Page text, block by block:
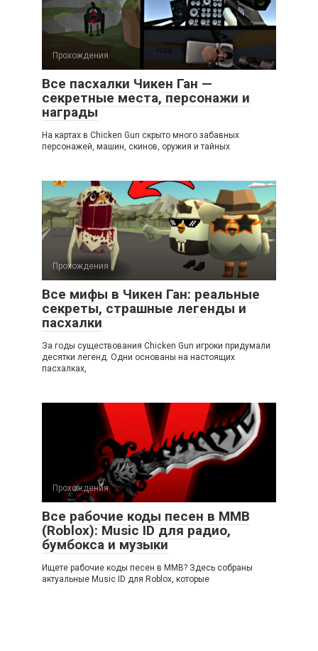
Прохождения
Все пасхалки Чикен Ган —
секретные места, персонажи и
награды
На картах в Chicken Gun скрыто много забавных
персонажей, машин, скинов, оружия и тайных
Прохождения
Все мифы в Чикен Ган: реальные
секреты, страшные легенды и
пасхалки
За годы существования Chicken Gun игроки придумали
десятки легенд. Одни основаны на настоящих
пасхалках,
Прохождения
Все рабочие коды песен в ММВ
(Roblox): Music ID для радио,
бумбокса и музыки
Ищете рабочие коды песен в ММВ? Здесь собраны
актуальные Music ID для Roblox, которые